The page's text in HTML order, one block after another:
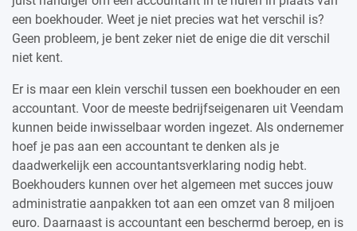
een boekhouder. Weet je niet precies wat het verschil is?
Geen probleem, je bent zeker niet de enige die dit verschil
niet kent.
Er is maar een klein verschil tussen een boekhouder en een
accountant. Voor de meeste bedrijfseigenaren uit Veendam
kunnen beide inwisselbaar worden ingezet. Als ondernemer
hoef je pas aan een accountant te denken als je
daadwerkelijk een accountantsverklaring nodig hebt.
Boekhouders kunnen over het algemeen met succes jouw
administratie aanpakken tot aan een omzet van 8 miljoen
euro. Daarnaast is accountant een beschermd beroep, en is